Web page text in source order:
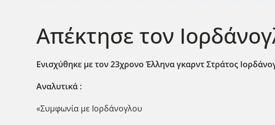
Απέκτησε τον
Ενισχύθηκε με τον 23χρονο Έλληνα γκαρντ Στράτος
Αναλυτικά :
«Συμφωνία με Ιορδάνογλου